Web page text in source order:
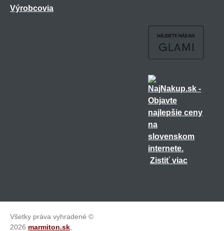
Výrobcovia
Zistiť viac
Všetky práva vyhradené ©
2026 marmiton.sk